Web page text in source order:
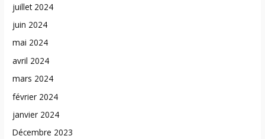
juillet 2024
juin 2024
mai 2024
avril 2024
mars 2024
février 2024
janvier 2024
Décembre 2023